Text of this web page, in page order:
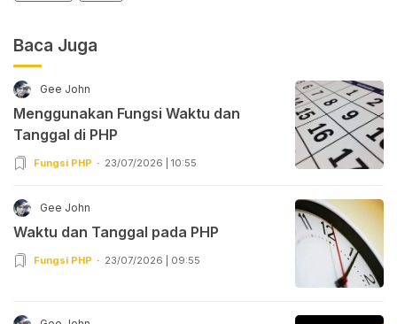
Baca Juga
Gee John
Menggunakan Fungsi Waktu dan
Tanggal di PHP
Fungsi PHP 23/07/2026 | 10:55
Gee John
Waktu dan Tanggal pada PHP
Fungsi PHP 23/07/2026 | 09:55